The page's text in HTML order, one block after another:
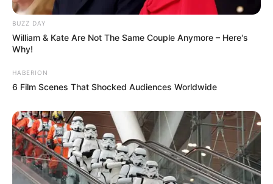
BUZZ DAY
William & Kate Are Not The Same Couple Anymore – Here's
Why!
HABERION
6 Film Scenes That Shocked Audiences Worldwide